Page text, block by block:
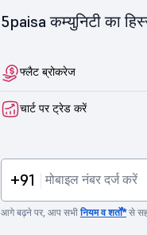
5paisa कम्युनिटी का
फ्लैट ब्रोकरेज
चार्ट पर ट्रेड करें
+91
आगे बढ़ने पर, आप सभीनियम व शर्तों*से